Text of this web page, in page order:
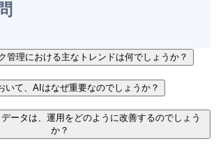
管理における主なトレンドは何でしょうか？
いて、AIはなぜ重要なのでしょうか？
ータは、運用をどのように改善するのでしょう
か？